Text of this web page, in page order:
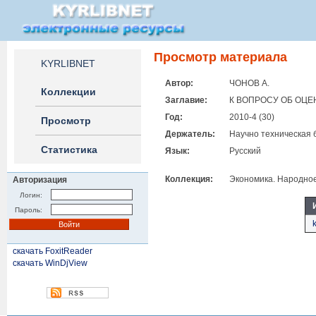
KYRLIBNET
Коллекции
Просмотр
Статистика
Авторизация
Логин:
Пароль:
скачать FoxitReader
скачать WinDjView
Просмотр материала
Автор:
ЧОНОВ А.
Заглавие:
К ВОПРОСУ ОБ
Год:
2010-4 (30)
Держатель:
Научно техническая
Язык:
Русский
Коллекция: Экономика.